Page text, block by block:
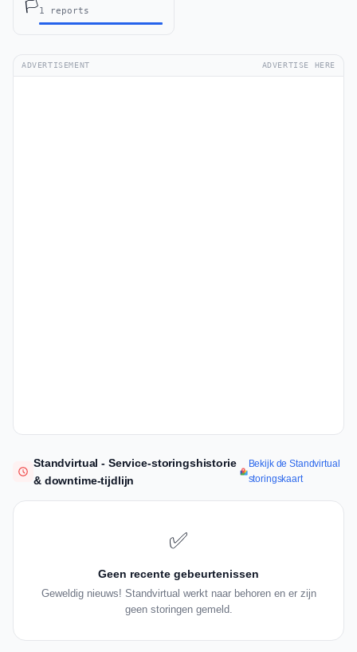
🏳️1 reports
ADVERTISEMENT ADVERTISE HERE
Standvirtual - Service-storingshistorie
& downtime-tijdlijn
Bekijk de Standvirtual
storingskaart
✅
Geen recente gebeurtenissen
Geweldig nieuws! Standvirtual werkt naar behoren en er zijn
geen storingen gemeld.